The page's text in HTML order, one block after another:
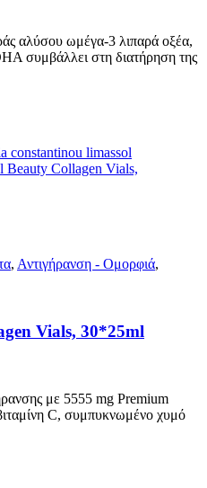
αλύσου ωμέγα-3 λιπαρά οξέα,
συμβάλλει στη διατήρηση της
, Αντιγήρανση - Ομορφιά,
Vials, 30*25ml
με 5555 mg Premium
C, συμπυκνωμένο χυμό